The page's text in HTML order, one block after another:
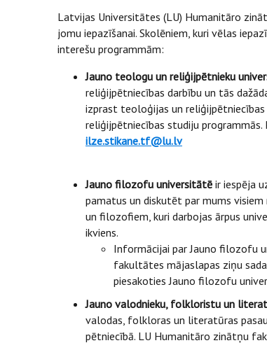
Latvijas Universitātes (LU) Humanitāro
jomu iepazīšanai. Skolēniem, kuri vēlas
interešu programmām:
Jauno teologu un reliģijpētnieku
reliģijpētniecības darbību un tās
izprast teoloģijas un
reliģijpētniecības studiju
ilze.stikane.tf@lu.lv
Jauno filozofu universitātē ir iespēja
pamatus un diskutēt par mums
un filozofiem, kuri darbojas ārpus
ikviens.
Informācijai par Jauno filozofu
fakultātes mājaslapas ziņu
piesakoties Jauno filozofu
Jauno valodnieku, folkloristu un
valodas, folkloras un literatūras
pētniecībā. LU Humanitāro zinātņu